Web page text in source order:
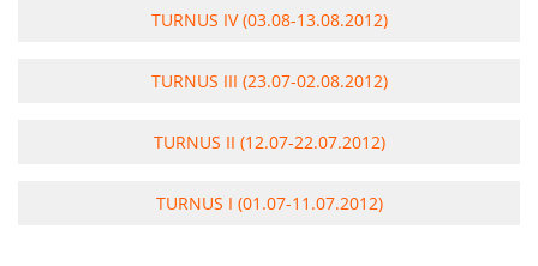
TURNUS IV (03.08-13.08.2012)
TURNUS III (23.07-02.08.2012)
TURNUS II (12.07-22.07.2012)
TURNUS I (01.07-11.07.2012)